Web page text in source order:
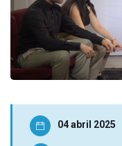
04 abril 2025